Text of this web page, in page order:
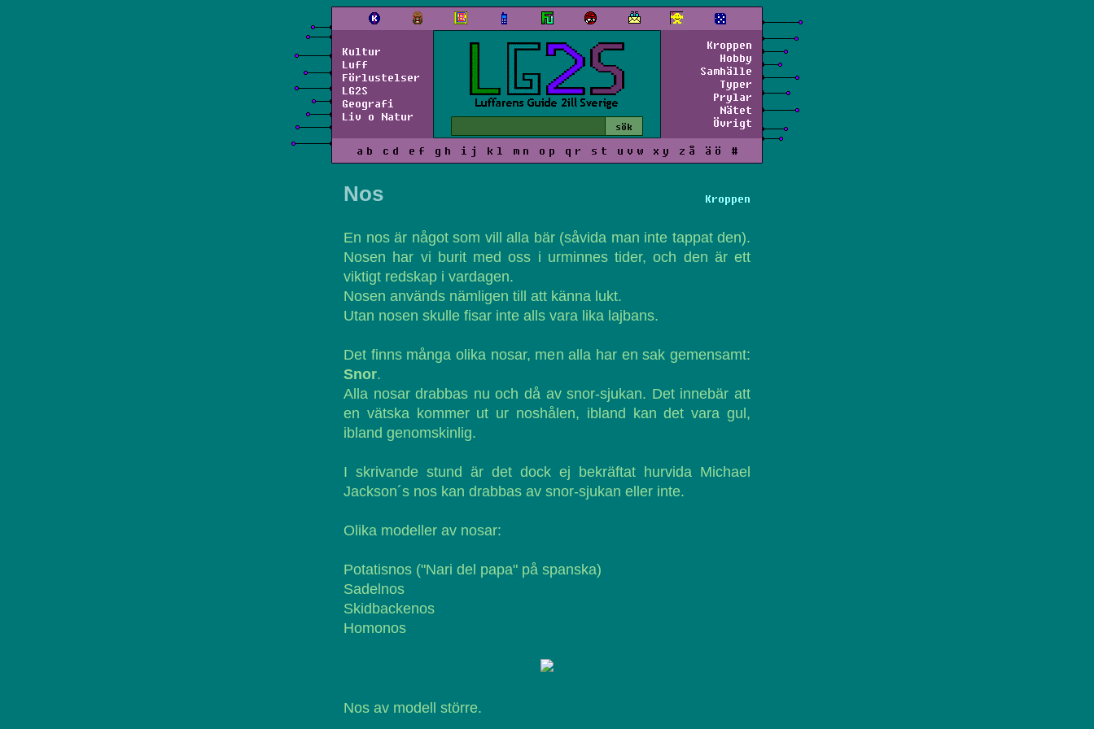
Kultur
Luff
Förlustelser
LG2S
Geografi
Liv o Natur
Kroppen
Hobby
Samhälle
Typer
Prylar
Nätet
Övrigt
a b c d e f g h i j k l m n o p q r s t u v w x y z å ä ö #
Kroppen
Nos
En nos är något som vill alla bär (såvida man inte tappat den).
Nosen har vi burit med oss i urminnes tider, och den är ett
viktigt redskap i vardagen.
Nosen används nämligen till att känna lukt.
Utan nosen skulle fisar inte alls vara lika lajbans.
Det finns många olika nosar, men alla har en sak gemensamt:
Snor.
Alla nosar drabbas nu och då av snor-sjukan. Det innebär att
en vätska kommer ut ur noshålen, ibland kan det vara gul,
ibland genomskinlig.
I skrivande stund är det dock ej bekräftat hurvida Michael
Jackson´s nos kan drabbas av snor-sjukan eller inte.
Olika modeller av nosar:
Potatisnos ("Nari del papa" på spanska)
Sadelnos
Skidbackenos
Homonos
Nos av modell större.